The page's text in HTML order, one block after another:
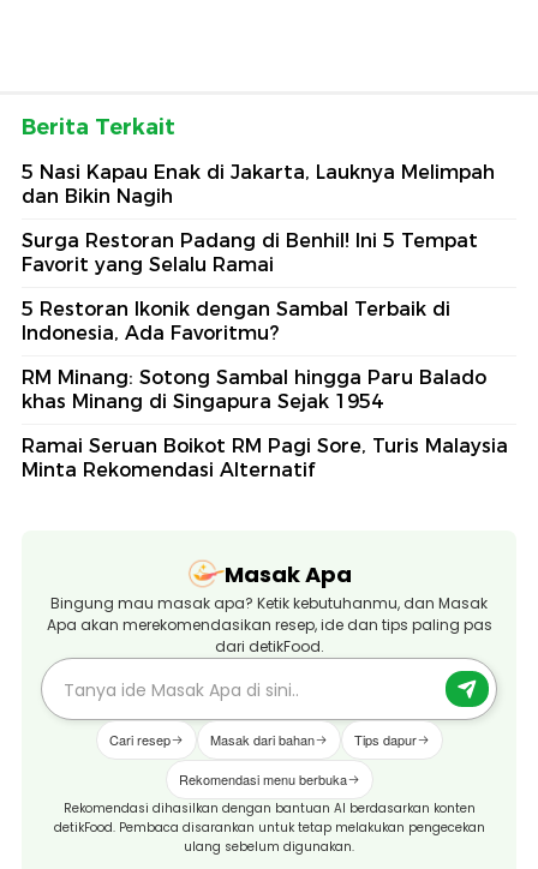
Berita Terkait
5 Nasi Kapau Enak di Jakarta, Lauknya Melimpah
dan Bikin Nagih
Surga Restoran Padang di Benhil! Ini 5 Tempat
Favorit yang Selalu Ramai
5 Restoran Ikonik dengan Sambal Terbaik di
Indonesia, Ada Favoritmu?
RM Minang: Sotong Sambal hingga Paru Balado
khas Minang di Singapura Sejak 1954
Ramai Seruan Boikot RM Pagi Sore, Turis Malaysia
Minta Rekomendasi Alternatif
Masak Apa
Bingung mau masak apa? Ketik kebutuhanmu, dan Masak
Apa akan merekomendasikan resep, ide dan tips paling pas
dari detikFood.
Cari resep Masak dari bahan Tips dapur
Rekomendasi menu berbuka
Rekomendasi dihasilkan dengan bantuan AI berdasarkan konten
detikFood. Pembaca disarankan untuk tetap melakukan pengecekan
ulang sebelum digunakan.